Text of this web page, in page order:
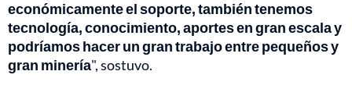
económicamente el soporte, también tenemos
tecnología, conocimiento, aportes en gran escala y
podríamos hacer un gran trabajo entre pequeños y
gran minería", sostuvo.